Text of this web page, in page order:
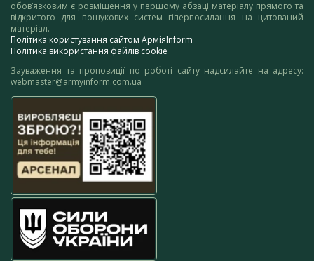
обов’язковим є розміщення у першому абзаці матеріалу прямого та
відкритого для пошукових систем гіперпосилання на цитований
матеріал.
Політика користування сайтом АрміяInform
Політика використання файлів cookie
Зауваження та пропозиції по роботі сайту надсилайте на адресу:
webmaster@armyinform.com.ua